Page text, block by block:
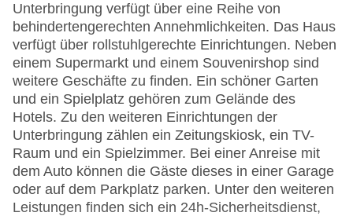
Unterbringung verfügt über eine Reihe von
behindertengerechten Annehmlichkeiten. Das Haus
verfügt über rollstuhlgerechte Einrichtungen. Neben
einem Supermarkt und einem Souvenirshop sind
weitere Geschäfte zu finden. Ein schöner Garten
und ein Spielplatz gehören zum Gelände des
Hotels. Zu den weiteren Einrichtungen der
Unterbringung zählen ein Zeitungskiosk, ein TV-
Raum und ein Spielzimmer. Bei einer Anreise mit
dem Auto können die Gäste dieses in einer Garage
oder auf dem Parkplatz parken. Unter den weiteren
Leistungen finden sich ein 24h-Sicherheitsdienst,